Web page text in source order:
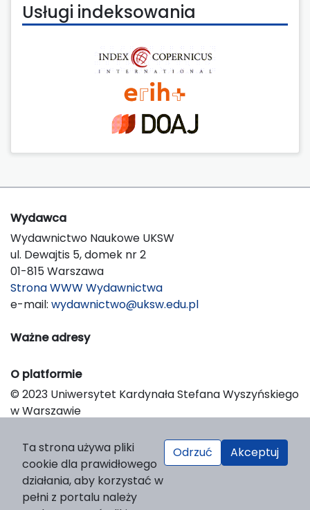
Usługi indeksowania
Wydawca
Wydawnictwo Naukowe UKSW
ul. Dewajtis 5, domek nr 2
01-815 Warszawa
Strona WWW Wydawnictwa
e-mail: wydawnictwo@uksw.edu.pl
Ważne adresy
O platformie
© 2023 Uniwersytet Kardynała Stefana Wyszyńskiego
w Warszawie
Platform & Workflow by OJS/PKP
Ta strona używa pliki
cookie dla prawidłowego
działania, aby korzystać w
pełni z portalu należy
Odrzuć Akceptuj